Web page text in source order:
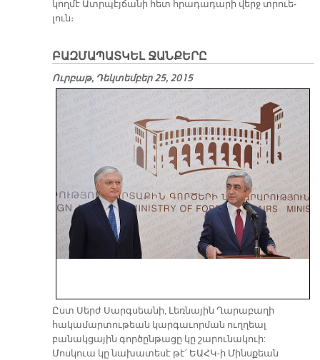
կող­մէ Ատր­պէյ­ճա­նի հետ հրա­դա­դա­րի վերջ տրուե­
լուն։
ԲԱԶՄԱՊԱՏԿԵԼ ՋԱՆՔԵՐԸ
Ուրբաթ, Դեկտեմբեր 25, 2015
Ըստ Սերժ Սարգսեանի, Լեռնային Ղարաբաղի
հակամարտութեան կարգաւորման ուղղեալ
բանակցային գործընթացը կը շարունակուի:
Մոսկուա կը նախատեսէ թէ՛ ԵԱՀԿ-ի Մինսքեան